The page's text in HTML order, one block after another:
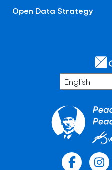
Open Data Strategy